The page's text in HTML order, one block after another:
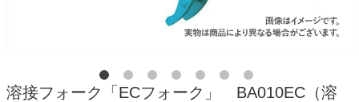
溶接フォーク「ECフォーク」 BA010EC（溶